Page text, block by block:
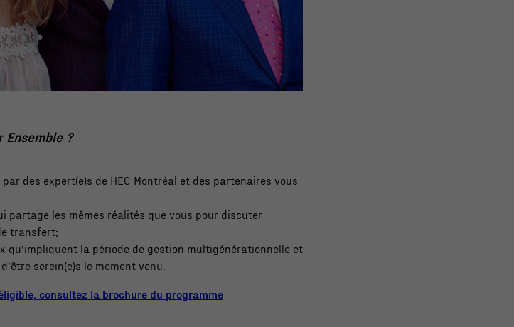
Ensemble ?
des expert(e)s de HEC Montréal et des partenaires vous
partage les mêmes réalités que vous pour discuter
transfert;
qu’impliquent la période de gestion multigénérationnelle et
serein(e)s le moment venu.
consultez la brochure du programme